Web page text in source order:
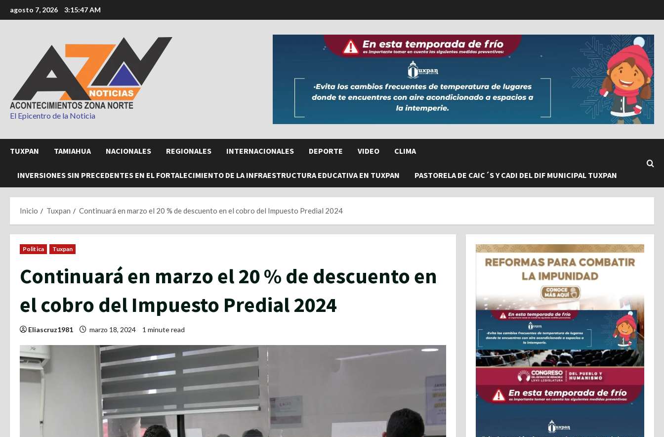
al
agosto 7, 2026 3:15:48 AM
El Epicentro de la Noticia
TUXPAN TAMIAHUA NACIONALES REGIONALES INTERNACIONALES DEPORTE VIDEO CLIMA
INVERSIONES SIN PRECEDENTES EN EL FORTALECIMIENTO DE LA INFRAESTRUCTURA EDUCATIVA EN TUXPAN PASTORELA DE CAIC´S Y CADI DEL DIF MUNICIPAL TUXPAN
Inicio Tuxpan Continuará en marzo el 20 % de descuento en el cobro del Impuesto Predial 2024
Politica Tuxpan
Continuará en marzo el 20 % de descuento en
el cobro del Impuesto Predial 2024
Eliascruz1981 marzo 18, 2024 1 minute read